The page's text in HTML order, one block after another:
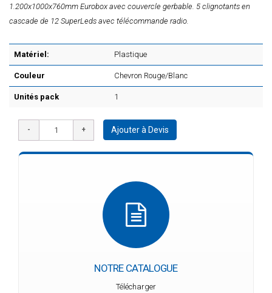
1.200x1000x760mm Eurobox avec couvercle gerbable. 5 clignotants en
cascade de 12 SuperLeds avec télécommande radio.
Matériel: Plastique
Couleur Chevron Rouge/Blanc
Unités pack 1
Ajouter à Devis
NOTRE CATALOGUE
Télécharger